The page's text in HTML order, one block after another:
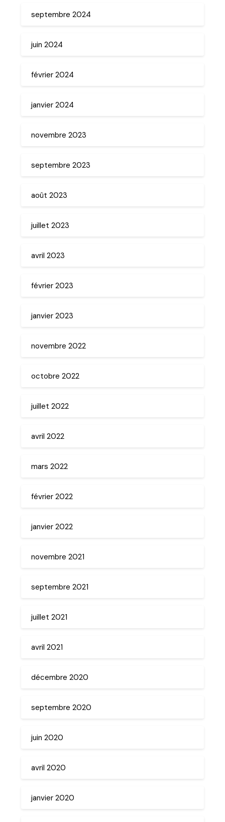
septembre 2024
juin 2024
février 2024
janvier 2024
novembre 2023
septembre 2023
août 2023
juillet 2023
avril 2023
février 2023
janvier 2023
novembre 2022
octobre 2022
juillet 2022
avril 2022
mars 2022
février 2022
janvier 2022
novembre 2021
septembre 2021
juillet 2021
avril 2021
décembre 2020
septembre 2020
juin 2020
avril 2020
janvier 2020